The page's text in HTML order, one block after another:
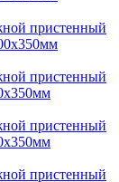
пристенный
пристенный
пристенный
пристенный